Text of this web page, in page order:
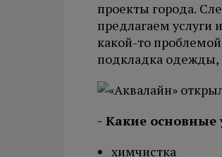
проекты города.
предлагаем услуги
какой-то
подкладка одежды,
- Какие основные
химчистка